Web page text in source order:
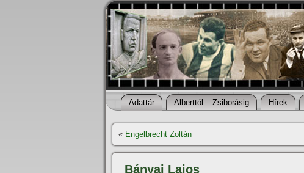
Adattár Alberttól – Zsiborásig Hí­rek
« Engelbrecht Zoltán
Bányai Lajos